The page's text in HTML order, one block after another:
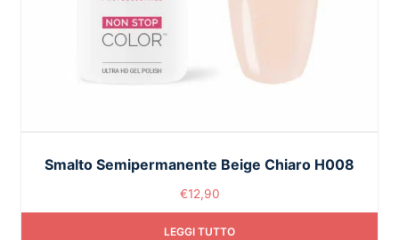
Smalto Semipermanente Beige Chiaro H008
€12,90
LEGGI TUTTO